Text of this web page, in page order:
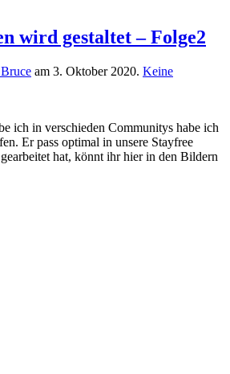
wird gestaltet – Folge2
am 3. Oktober 2020. Keine
ich in verschieden Communitys habe ich
Er pass optimal in unsere Stayfree
hat, könnt ihr hier in den Bildern